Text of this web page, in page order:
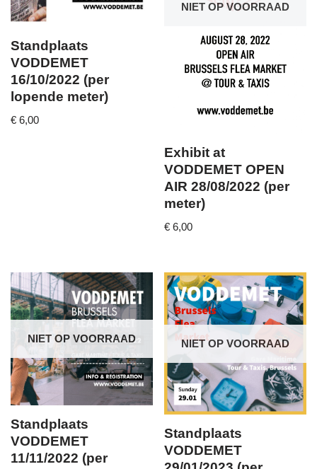
Standplaats
VODDEMET
16/10/2022 (per
lopende meter)
€ 6,00
NIET OP VOORRAAD
Exhibit at
VODDEMET OPEN
AIR 28/08/2022 (per
meter)
€ 6,00
NIET OP VOORRAAD
Standplaats
VODDEMET
11/11/2022 (per
NIET OP VOORRAAD
Standplaats
VODDEMET